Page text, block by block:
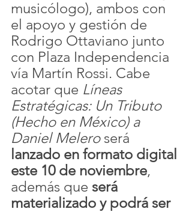
musicólogo), ambos con
el apoyo y gestión de
Rodrigo Ottaviano junto
con Plaza Independencia
vía Martín Rossi. Cabe
acotar que Líneas
Estratégicas: Un Tributo
(Hecho en México) a
Daniel Melero será
lanzado en formato digital
este 10 de noviembre,
además que será
materializado y podrá ser